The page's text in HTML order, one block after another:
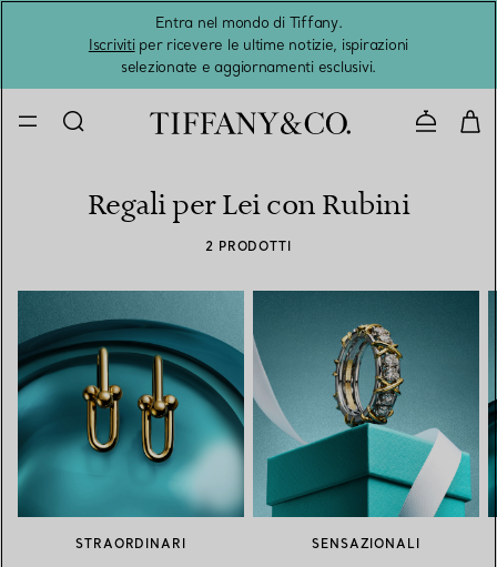
Entra nel mondo di Tiffany.
Iscrivitiper ricevere le ultime notizie, ispirazioni
selezionate e aggiornamenti esclusivi.
Regali per Lei con Rubini
2 PRODOTTI
STRAORDINARI SENSAZIONALI